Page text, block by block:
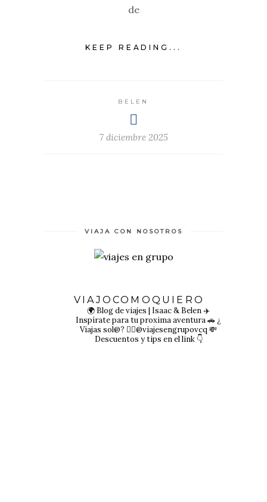
de
KEEP READING...
BELEN
7 diciembre 2025
VIAJA CON NOSOTROS
VIAJOCOMOQUIERO
🌍 Blog de viajes | Isaac & Belen ✈️
Inspírate para tu proxima aventura🚗 ¿
Viajas sol@? 👉🏻@viajesengrupovcq 💸
Descuentos y tips en el link 👇